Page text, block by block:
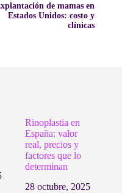
de mamas en
Estados Unidos: costo y
clínicas
Rinoplastia en
España: valor
real, precios y
factores que lo
determinan
28 octubre, 2025